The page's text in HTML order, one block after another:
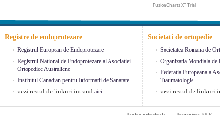
FusionCharts XT Trial
Registre de endoprotezare
Registrul European de Endoprotezare
Registrul National de Endoprotezare al Asociatiei
Ortopedice Australiene
Institutul Canadian pentru Informatii de Sanatate
vezi restul de linkuri intrand aici
Societati de ortopedie
Societatea Romana de
Organizatia Mondiala de
Federatia Europeana a
Traumatologie
vezi restul de linkuri